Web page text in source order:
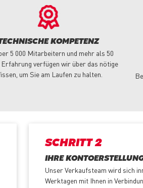
KOMPETENZ
5 000 Mitarbeitern und mehr als 50
verfügen wir über das nötige
um Sie am Laufen zu halten.
SCHRITT 2
IHRE
Unser Verkaufsteam wird sich
Werktagen mit Ihnen in